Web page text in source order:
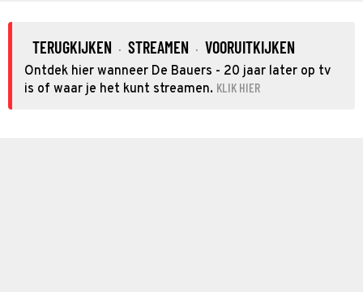
TERUGKIJKEN · STREAMEN · VOORUITKIJKEN
Ontdek hier wanneer De Bauers - 20 jaar later op tv
is of waar je het kunt streamen. KLIK HIER